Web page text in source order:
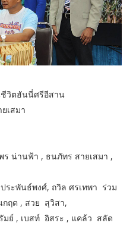
วิตฮันนี่ศรีอีสาน
เสมา
น่านฟ้า , ธนภัทร สายเสมา ,
ะพันธ์พงศ์, ถวิล ศรเทพา ร่วม
กฤต , สวย สุวิสา,
ย์ , เบสท์ อิสระ , แคล้ว สลัด